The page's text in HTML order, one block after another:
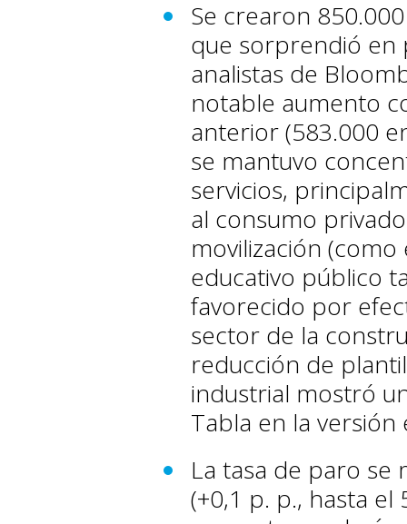
Se crearon
que sorprendió en
analistas de
notable aumento
anterior (583.000
se mantuvo
servicios,
al consumo
movilización
educativo público
favorecido por
sector de la
reducción de
industrial mostró
Tabla en la versión
La tasa de paro
(+0,1 p. p., hasta